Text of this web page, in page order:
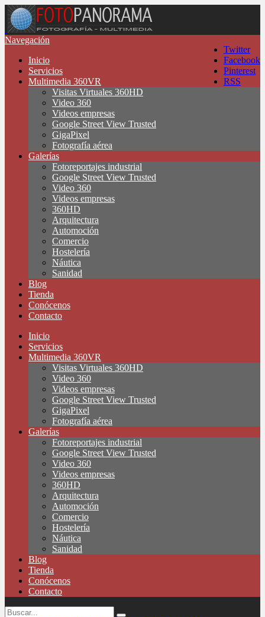
Twitter
Facebook
Pinterest
RSS
Navegación
Inicio
Servicios
Multimedia 360VR
Visitas Virtuales 360HD
Video 360
Videos empresas
Google Street View Trusted
GigaPixel
Fotografía aérea
Galerías
Fotoreportajes industrial
Google Street View Trusted
Video 360
Videos empresas
360HD
Arquitectura
Automoción
Comercio
Hostelería
Náutica
Sanidad
Blog
Tienda
Conócenos
Contacto
Inicio
Servicios
Multimedia 360VR
Visitas Virtuales 360HD
Video 360
Videos empresas
Google Street View Trusted
GigaPixel
Fotografía aérea
Galerías
Fotoreportajes industrial
Google Street View Trusted
Video 360
Videos empresas
360HD
Arquitectura
Automoción
Comercio
Hostelería
Náutica
Sanidad
Blog
Tienda
Conócenos
Contacto